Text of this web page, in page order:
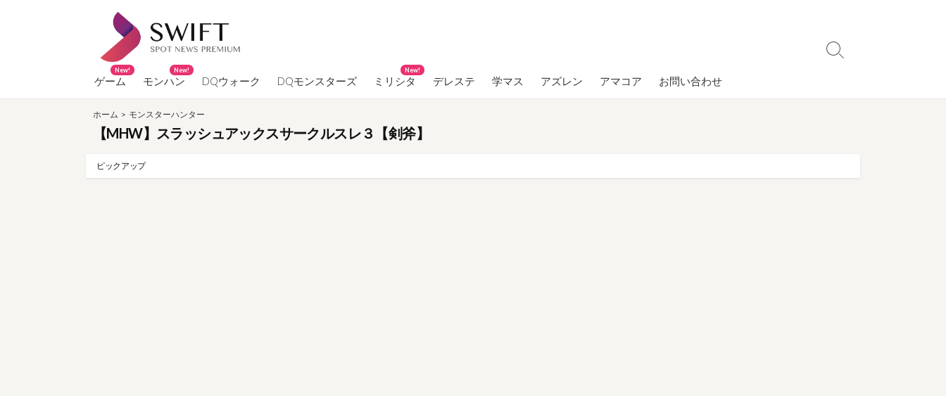
へ
ゲーム
New!
モンハン
New!
DQウォーク DQモンスターズ ミリシタ
New!
デレステ 学マス アズレン アマコア お問い合わせ
検
り
ホーム > モンスターハンター
【MHW】スラッシュアックスサークルスレ３【剣斧】
ピックアップ